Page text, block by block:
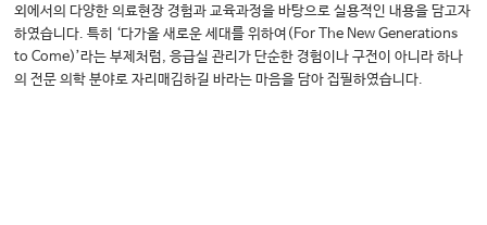
외에서의 다양한 의료현장 경험과 교육과정을 바탕으로 실용적인 내용을 담고자
하였습니다. 특히 ‘다가올 새로운 세대를 위하여(For The New Generations
to Come)’라는 부제처럼, 응급실 관리가 단순한 경험이나 구전이 아니라 하나
의 전문 의학 분야로 자리매김하길 바라는 마음을 담아 집필하였습니다.